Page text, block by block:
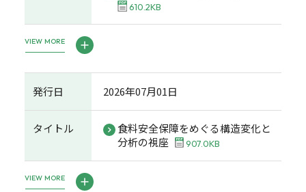
610.2KB
VIEW MORE
発行日 2026年07月01日
タイトル
食料安全保障をめぐる構造変化と
分析の視座
907.0KB
VIEW MORE